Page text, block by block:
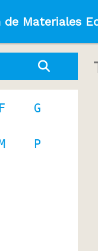
Materiales
F G
P